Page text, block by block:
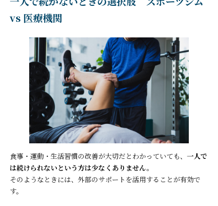
vs 医療機関
食事・運動・生活習慣の改善が大切だとわかっていても、 一人で
は続けられないという方は少なくありません。
そのようなときには、外部のサポートを活用することが有効で
す。